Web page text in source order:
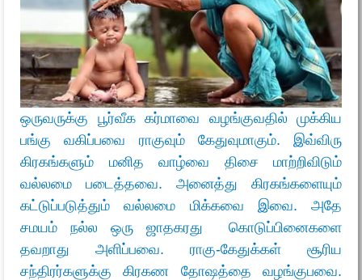
ஒருவருக்கு பூர்வீக கர்மாவை வழங்குவதில் முக்கிய
பங்கு வகிப்பவை ராகுவும் கேதுவுமாகும். இவ்விரு
கிரகங்களும் மனித வாழ்வை திசை மாற்றிவிடும்
வல்லமை படைத்தவை. அனைத்து கிரகங்களையும்
கட்டுப்படுத்தும் வல்லமை மிக்கவை இவை. அதே
சமயம் நல்ல ஒரு ஜாதகரது கொடுப்பினைகளை
தவறாது அளிப்பவை. ராகு-கேதுக்கள் சூரிய
சந்திரர்களுக்கு கிரகண தோஷத்தை வழங்குபவை.